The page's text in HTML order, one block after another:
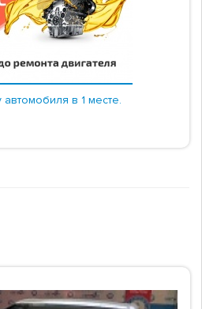
в 1 месте.